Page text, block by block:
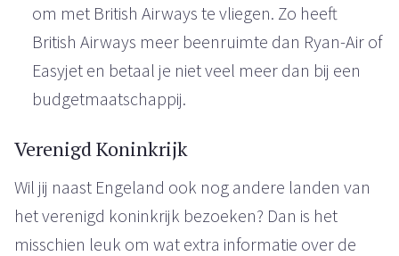
om met British Airways te vliegen. Zo heeft
British Airways meer beenruimte dan Ryan-Air of
Easyjet en betaal je niet veel meer dan bij een
budgetmaatschappij.
Verenigd Koninkrijk
Wil jij naast Engeland ook nog andere landen van
het verenigd koninkrijk bezoeken? Dan is het
misschien leuk om wat extra informatie over de